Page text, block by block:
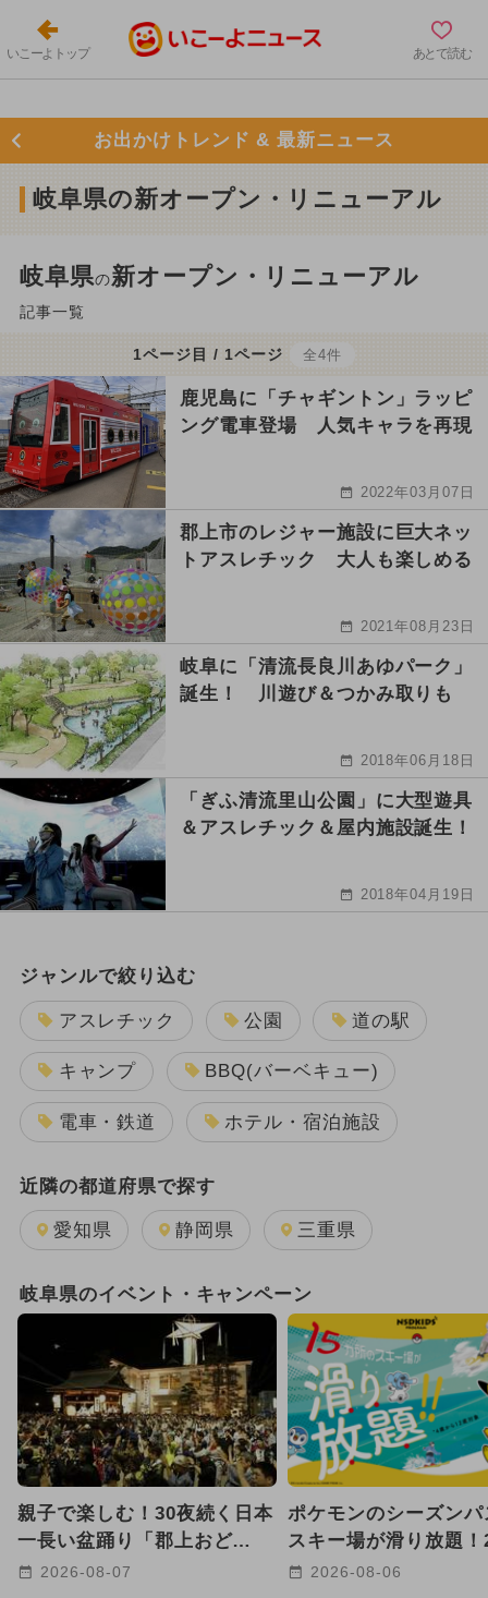
いこーよトップ あとで読む
お出かけトレンド & 最新ニュース
岐阜県の新オープン・リニューアル
岐阜県の新オープン・リニューアル
記事一覧
1ページ目 / 1ページ 全4件
鹿児島に「チャギントン」ラッピ
ング電車登場 人気キャラを再現
2022年03月07日
郡上市のレジャー施設に巨大ネッ
トアスレチック 大人も楽しめる
2021年08月23日
岐阜に「清流長良川あゆパーク」
誕生！ 川遊び＆つかみ取りも
2018年06月18日
「ぎふ清流里山公園」に大型遊具
＆アスレチック＆屋内施設誕生！
2018年04月19日
ジャンルで絞り込む
アスレチック 公園 道の駅
キャンプ BBQ(バーベキュー)
電車・鉄道 ホテル・宿泊施設
近隣の都道府県で探す
愛知県 静岡県 三重県
岐阜県のイベント・キャンペーン
親子で楽しむ！30夜続く日本
一長い盆踊り「郡上おど
り」、8/13〜は徹夜おどりも
2026-08-07
ポケモンのシーズンパ
スキー場が滑り放題
27NSDキッズプログ
2026-08-06